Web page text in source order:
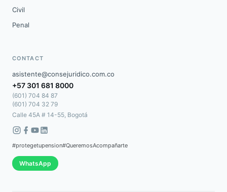
Civil
Penal
CONTACT
asistente@consejuridico.com.co
+57 301 681 8000
(601) 704 84 87
(601) 704 32 79
Calle 45A # 14-55, Bogotá
#protegetupension#QueremosAcompañarte
WhatsApp